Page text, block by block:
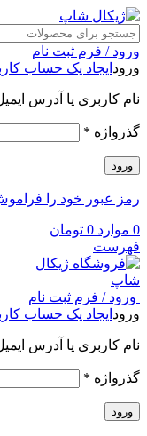
ورود / فرم ثبت نام
ورود ایجاد یک حساب
نام کاربری یا آدرس
گذرواژه *
ورود
رمز عبور خود را
0 موارد 0 تومان
فهرست
ورود / فرم ثبت نام
ورود ایجاد یک حساب
نام کاربری یا آدرس
گذرواژه *
ورود